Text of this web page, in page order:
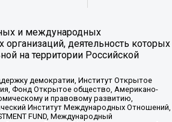
и международных
организаций, деятельность которых
на территории Российской
демократии, Институт Открытое
Фонд Открытое общество, Американо-
и правовому развитию,
Институт Международных Отношений,
FUND, Международный